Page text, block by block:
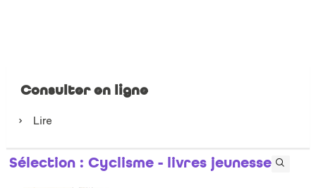
Consulter en ligne
Lire
Sélection : Cyclisme - livres jeunesse